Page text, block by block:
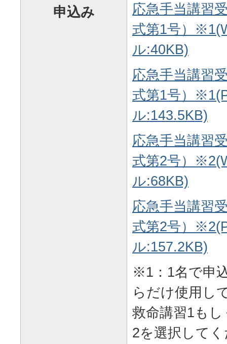
申込み
応急手当講習
式第1号）
ル:40KB)
応急手当講習
式第1号）
ル:143.5KB)
応急手当講習
式第2号）
ル:68KB)
応急手当講習
式第2号）
ル:157.2KB)
※1：1名で申
らだけ使用し
救命講習1も
2を選択して